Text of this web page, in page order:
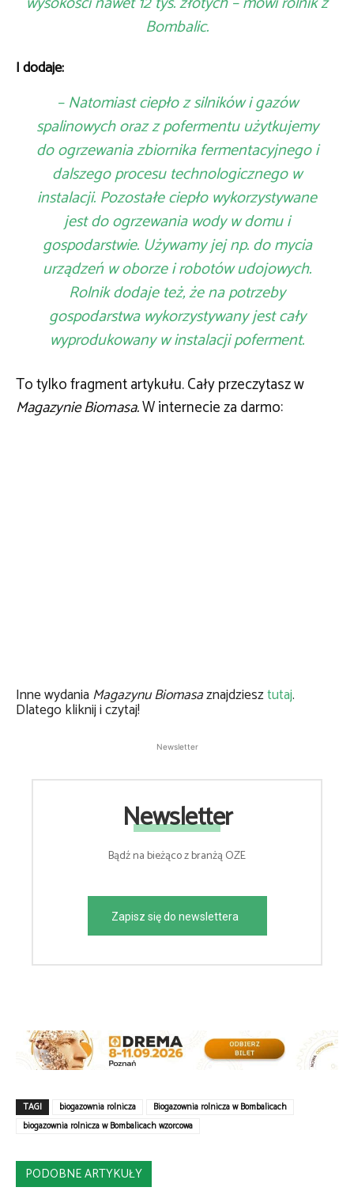
Bombalic.
I dodaje:
– Natomiast ciepło z silników i gazów
spalinowych oraz z pofermentu użytkujemy
do ogrzewania zbiornika fermentacyjnego i
dalszego procesu technologicznego w
instalacji. Pozostałe ciepło wykorzystywane
jest do ogrzewania wody w domu i
gospodarstwie. Używamy jej np. do mycia
urządzeń w oborze i robotów udojowych.
Rolnik dodaje też, że na potrzeby
gospodarstwa wykorzystywany jest cały
wyprodukowany w instalacji poferment.
To tylko fragment artykułu. Cały przeczytasz w
Magazynie Biomasa.W internecie za darmo:
Inne wydaniaMagazynu Biomasaznajdziesztutaj.
Dlatego kliknij i czytaj!
Newsletter
Newsletter
Bądź na bieżąco z branżą OZE
Zapisz się do newslettera
TAGI biogazownia rolnicza
Biogazownia rolnicza w Bombalicach
biogazownia rolnicza w Bombalicach wzorcowa
PODOBNE ARTYKUŁY